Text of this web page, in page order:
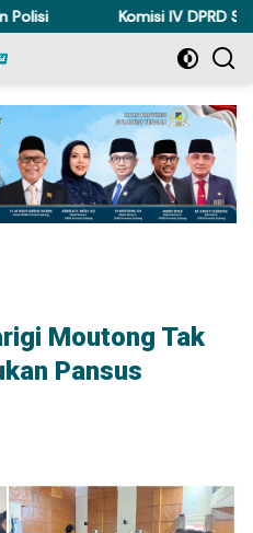
Komisi IV DPRD Sulteng
Moutong Tak
Pansus